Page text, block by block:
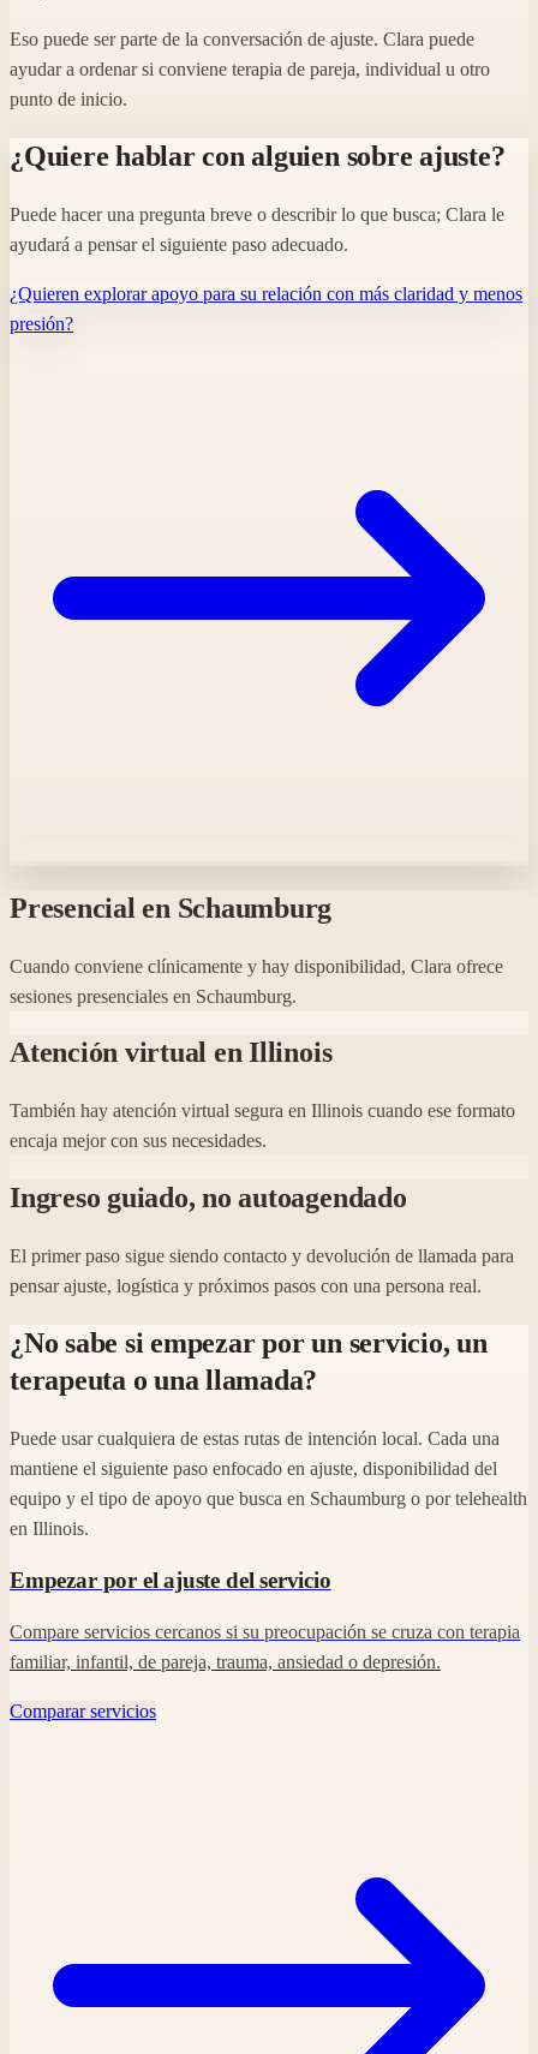
Eso puede ser parte de la conversación de ajuste. Clara puede
ayudar a ordenar si conviene terapia de pareja, individual u otro
punto de inicio.
¿Quiere hablar con alguien sobre ajuste?
Puede hacer una pregunta breve o describir lo que busca; Clara le
ayudará a pensar el siguiente paso adecuado.
¿Quieren explorar apoyo para su relación con más claridad y menos
presión?
Presencial en Schaumburg
Cuando conviene clínicamente y hay disponibilidad, Clara ofrece
sesiones presenciales en Schaumburg.
Atención virtual en Illinois
También hay atención virtual segura en Illinois cuando ese formato
encaja mejor con sus necesidades.
Ingreso guiado, no autoagendado
El primer paso sigue siendo contacto y devolución de llamada para
pensar ajuste, logística y próximos pasos con una persona real.
¿No sabe si empezar por un servicio, un
terapeuta o una llamada?
Puede usar cualquiera de estas rutas de intención local. Cada una
mantiene el siguiente paso enfocado en ajuste, disponibilidad del
equipo y el tipo de apoyo que busca en Schaumburg o por telehealth
en Illinois.
Empezar por el ajuste del servicio
Compare servicios cercanos si su preocupación se cruza con terapia
familiar, infantil, de pareja, trauma, ansiedad o depresión.
Comparar servicios